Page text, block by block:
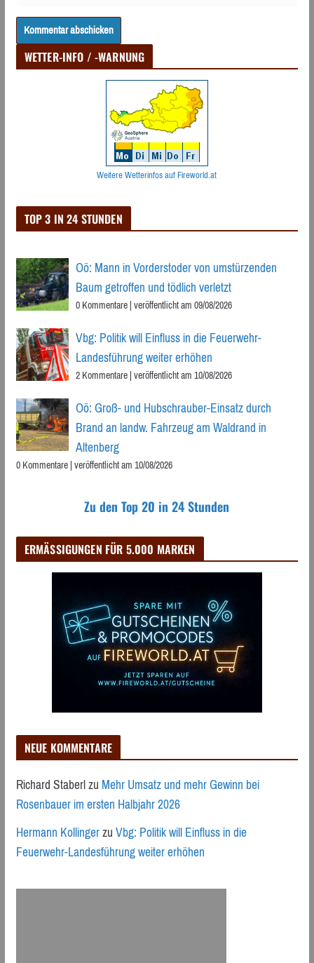
WETTER-INFO / -WARNUNG
Weitere Wetterinfos auf Fireworld.at
TOP 3 IN 24 STUNDEN
Oö: Mann in Vorderstoder von umstürzenden
Baum getroffen und tödlich verletzt
0 Kommentare|veröffentlicht am 09/08/2026
Vbg: Politik will Einfluss in die Feuerwehr-
Landesführung weiter erhöhen
2 Kommentare|veröffentlicht am 10/08/2026
Oö: Groß- und Hubschrauber-Einsatz durch
Brand an landw. Fahrzeug am Waldrand in
Altenberg
0 Kommentare|veröffentlicht am 10/08/2026
Zu den Top 20 in 24 Stunden
ERMÄSSIGUNGEN FÜR 5.000 MARKEN
NEUE KOMMENTARE
Richard StaberlzuMehr Umsatz und mehr Gewinn bei
Rosenbauer im ersten Halbjahr 2026
Hermann KollingerzuVbg: Politik will Einfluss in die
Feuerwehr-Landesführung weiter erhöhen